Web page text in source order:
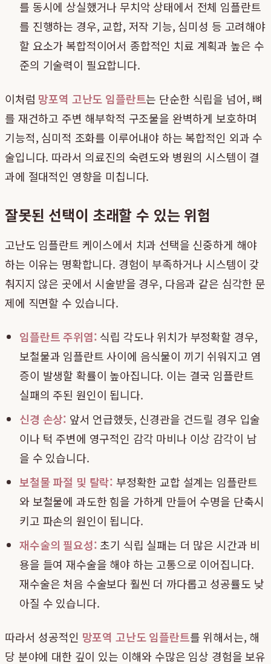
를 동시에 상실했거나 무치악 상태에서 전체 임플란트
를 진행하는 경우, 교합, 저작 기능, 심미성 등 고려해야
할 요소가 복합적이어서 종합적인 치료 계획과 높은 수
준의 기술력이 필요합니다.
이처럼 망포역 고난도 임플란트는 단순한 식립을 넘어, 뼈
를 재건하고 주변 해부학적 구조물을 완벽하게 보호하며
기능적, 심미적 조화를 이루어내야 하는 복합적인 외과 수
술입니다. 따라서 의료진의 숙련도와 병원의 시스템이 결
과에 절대적인 영향을 미칩니다.
잘못된 선택이 초래할 수 있는 위험
고난도 임플란트 케이스에서 치과 선택을 신중하게 해야
하는 이유는 명확합니다. 경험이 부족하거나 시스템이 갖
춰지지 않은 곳에서 시술받을 경우, 다음과 같은 심각한 문
제에 직면할 수 있습니다.
임플란트 주위염: 식립 각도나 위치가 부정확할 경우,
보철물과 임플란트 사이에 음식물이 끼기 쉬워지고 염
증이 발생할 확률이 높아집니다. 이는 결국 임플란트
실패의 주된 원인이 됩니다.
신경 손상: 앞서 언급했듯, 신경관을 건드릴 경우 입술
이나 턱 주변에 영구적인 감각 마비나 이상 감각이 남
을 수 있습니다.
보철물 파절 및 탈락: 부정확한 교합 설계는 임플란트
와 보철물에 과도한 힘을 가하게 만들어 수명을 단축시
키고 파손의 원인이 됩니다.
재수술의 필요성: 초기 식립 실패는 더 많은 시간과 비
용을 들여 재수술을 해야 하는 고통으로 이어집니다.
재수술은 처음 수술보다 훨씬 더 까다롭고 성공률도 낮
아질 수 있습니다.
따라서 성공적인 망포역 고난도 임플란트를 위해서는, 해
당 분야에 대한 깊이 있는 이해와 수많은 임상 경험을 보유